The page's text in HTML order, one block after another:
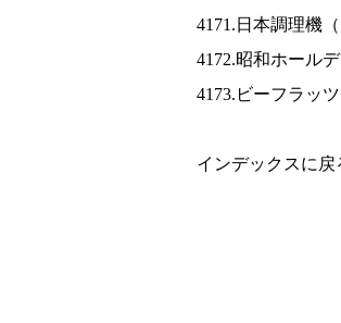
4171.日本調理機（
4172.昭和ホール
4173.ビーフラッ
インデックスに戻